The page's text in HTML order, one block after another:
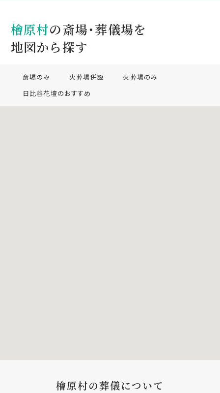
檜原村の斎場・葬儀場を
地図から探す
斎場のみ 火葬場併設
火葬場のみ
日比谷花壇のおすすめ
檜原村の葬儀について